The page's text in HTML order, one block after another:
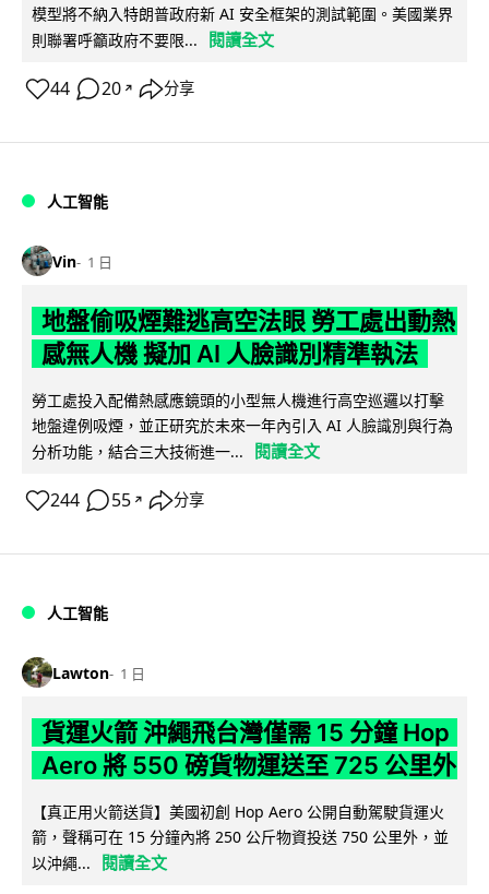
模型將不納入特朗普政府新 AI 安全框架的測試範圍。美國業界
則聯署呼籲政府不要限...
閱讀全文
44 20 ↗ 分享
人工智能
Vin 1 日
地盤偷吸煙難逃高空法眼 勞工處出動熱
感無人機 擬加 AI 人臉識別精準執法
勞工處投入配備熱感應鏡頭的小型無人機進行高空巡邏以打擊
地盤違例吸煙，並正研究於未來一年內引入 AI 人臉識別與行為
分析功能，結合三大技術進一...
閱讀全文
244 55 ↗ 分享
人工智能
Lawton 1 日
貨運火箭 沖繩飛台灣僅需 15 分鐘 Hop
Aero 將 550 磅貨物運送至 725 公里外
【真正用火箭送貨】美國初創 Hop Aero 公開自動駕駛貨運火
箭，聲稱可在 15 分鐘內將 250 公斤物資投送 750 公里外，並
以沖繩...
閱讀全文